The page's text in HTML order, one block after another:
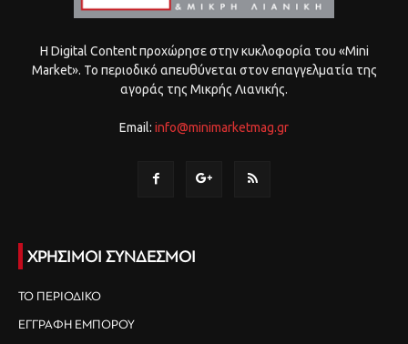
Η Digital Content προχώρησε στην κυκλοφορία του «Mini
Market». Το περιοδικό απευθύνεται στον επαγγελματία της
αγοράς της Μικρής Λιανικής.
Email: info@minimarketmag.gr
ΧΡΗΣΙΜΟΙ ΣΥΝΔΕΣΜΟΙ
ΤΟ ΠΕΡΙΟΔΙΚΟ
ΕΓΓΡΑΦΗ ΕΜΠΟΡΟΥ